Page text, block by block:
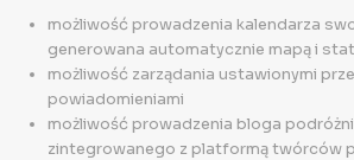
możliwość prowadzenia kalendarza
generowana automatycznie mapą i
możliwość zarządania ustawionymi
powiadomieniami
możliwość prowadzenia bloga
zintegrowanego z platformą twórców